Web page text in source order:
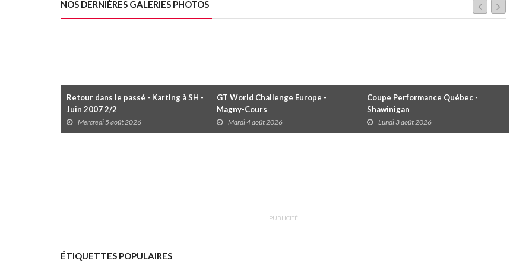
NOS DERNIÈRES GALERIES PHOTOS
Retour dans le passé - Karting à SH -
Juin 2007 2/2
Mercredi 5 août 2026
GT World Challenge Europe -
Magny-Cours
Mardi 4 août 2026
Coupe Performance Québec -
Shawinigan
Lundi 3 août 2026
PUBLICITÉ
ÉTIQUETTES POPULAIRES